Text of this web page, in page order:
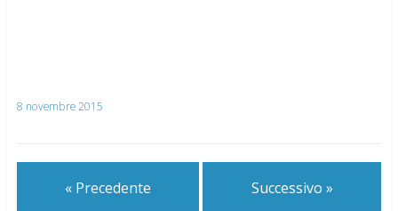
8 novembre 2015
« Precedente Successivo »